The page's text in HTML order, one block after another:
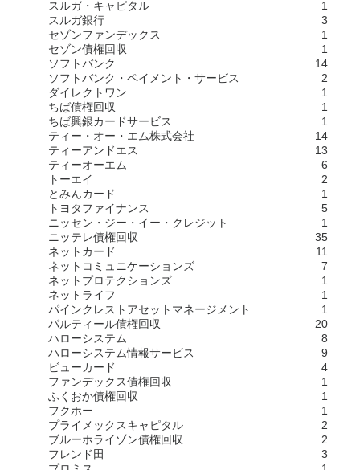
スルガ・キャピタル
1
スルガ銀行
3
セゾンファンデックス
1
セゾン債権回収
1
ソフトバンク
14
ソフトバンク・ペイメント・サービス
2
ダイレクトワン
1
ちば債権回収
1
ちば興銀カードサービス
1
ティー・オー・エム株式会社
14
ティーアンドエス
13
ティーオーエム
6
トーエイ
2
とみんカード
1
トヨタファイナンス
5
ニッセン・ジー・イー・クレジット
1
ニッテレ債権回収
35
ネットカード
11
ネットコミュニケーションズ
7
ネットプロテクションズ
1
ネットライフ
1
パインクレストアセットマネージメント
1
パルティール債権回収
20
ハローシステム
8
ハローシステム情報サービス
9
ビューカード
4
ファンデックス債権回収
1
ふくおか債権回収
1
フクホー
1
プライメックスキャピタル
2
ブルーホライゾン債権回収
2
フレンド田
3